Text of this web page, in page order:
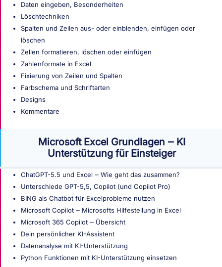
Daten eingeben, Besonderheiten
Löschtechniken
Spalten und Zeilen aus- oder einblenden, einfügen oder
löschen
Zellen formatieren, löschen oder einfügen
Zahlenformate in Excel
Fixierung von Zeilen und Spalten
Farbschema und Schriftarten
Designs
Kommentare
Microsoft Excel Grundlagen ‒ KI
Unterstützung für Einsteiger
ChatGPT-5.5 und Excel ‒ Wie geht das zusammen?
Unterschiede GPT-5,5, Copilot (und Copilot Pro)
BING als Chatbot für Excelprobleme nutzen
Microsoft Copilot ‒ Microsofts Hilfestellung in Excel
Microsoft 365 Copilot ‒ Übersicht
Dein persönlicher KI-Assistent
Datenanalyse mit KI-Unterstützung
Python Funktionen mit KI-Unterstützung einsetzen